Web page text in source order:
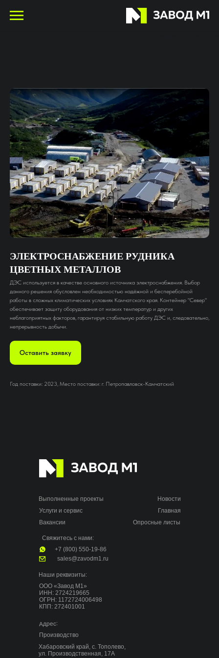
ЭЛЕКТРОСНАБЖЕНИЕ РУДНИКА
ЦВЕТНЫХ МЕТАЛЛОВ
ДЭС используется в качестве основного источника электроснабжения. Выбор
данного решения обусловлен необходимостью надёжной и бесперебойной
работы в сложных климатических условиях Камчатского края. Контейнер "Север"
обеспечивает защиту оборудования от низких температур и других
неблагоприятных факторов, гарантируя стабильную работу ДЭС и, следовательно,
непрерывность добычи.
Оставить заявку
Год поставки: 2023, Место поставки: г. Петропавловск-Камчатский
Адрес:
Вакансии
Выполненные проекты
Услуги и сервис
Опросные листы
Новости
Главная
Свяжитесь с нами:
Наши реквизиты:
Производство
Хабаровский край, с. Тополево,
ул. Производственная, 17А
sales@zavodm1.ru
+7 (800) 550-19-86
ООО «Завод М1»
ИНН: 2724219665
ОГРН: 1172724006498
КПП: 272401001